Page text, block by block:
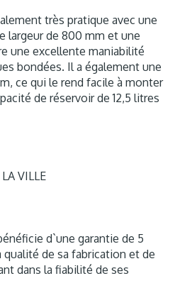
très pratique avec une
largeur de 800 mm et une
une excellente maniabilité
bondées. Il a également une
ce qui le rend facile à monter
de réservoir de 12,5 litres
VILLE
d`une garantie de 5
de sa fabrication et de
dans la fiabilité de ses